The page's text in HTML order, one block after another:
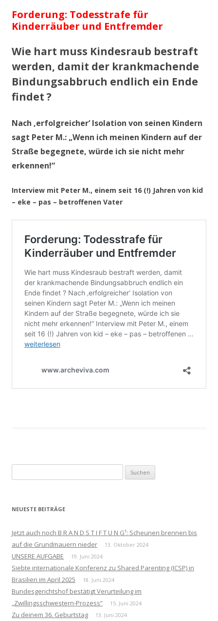
Forderung: Todesstrafe für
Kinderräuber und Entfremder
Wie hart muss Kindesraub bestraft
werden, damit der krankmachende
Bindungsabbruch endlich ein Ende
findet ?
Nach ‚erfolgreicher‘ Isolation von seinen Kindern
sagt Peter M.: „Wenn ich meinen Kindern auf der
Straße begegnete, würde ich sie nicht mehr
erkennen!“
Interview mit Peter M., einem seit 16 (!) Jahren von kid
– eke – pas – betroffenen Vater
nach:
NEUESTE BEITRÄGE
Jetzt auch noch B R A N D S T I F T U N G¹: Scheunen brennen bis
auf die Grundmauern nieder
13. Oktober 2024
UNSERE AUFGABE 19. Juni 2024
Siebte internationale Konferenz zu Shared Parenting (ICSP) in
Brasilien im April 2025
18. Juni 2024
Bundesgerichtshof bestätigt Verurteilung im
„Zwillingsschwestern-Prozess“
15. Juni 2024
Zu deinem 36. Geburtstag 13. Juni 2024